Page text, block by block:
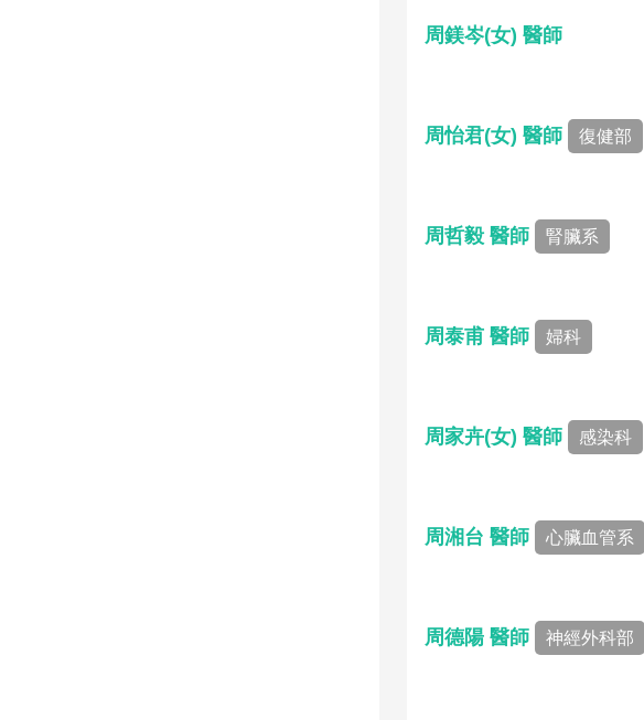
周鎂岑(女) 醫師
周怡君(女) 醫師 復健部
周哲毅 醫師 腎臟系
周泰甫 醫師 婦科
周家卉(女) 醫師 感染科
周湘台 醫師 心臟血管系
周德陽 醫師 神經外科部